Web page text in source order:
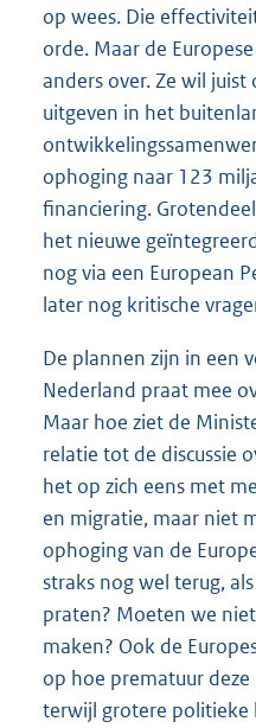
op wees. Die
orde. Maar de
anders over. Ze wil
uitgeven in het
ophoging naar 123
financiering.
het nieuwe
nog via een European
later nog kritische
De plannen zijn in een
Nederland praat mee
Maar hoe ziet de
relatie tot de discussie
het op zich eens met
en migratie, maar niet
ophoging van de
straks nog wel terug,
praten? Moeten we
maken? Ook de
op hoe prematuur
terwijl grotere politieke